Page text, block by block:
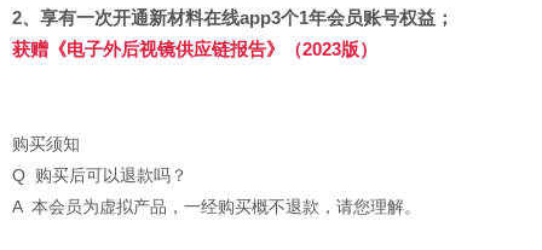
2、享有一次开通新材料在线app3个1年会员账号权益 ；
获赠 《电子外后视镜供应链报告》（2023版）
购买须知
Q 购买后可以退款吗？
A 本会员为虚拟产品，一经购买概不退款，请您理解。